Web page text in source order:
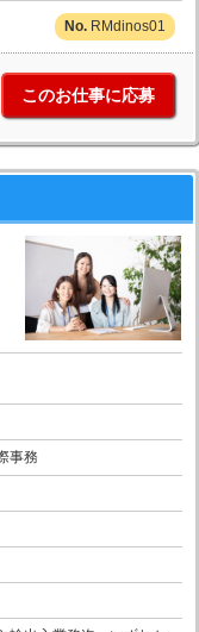
RMdinos01
このお仕事に応募
事務